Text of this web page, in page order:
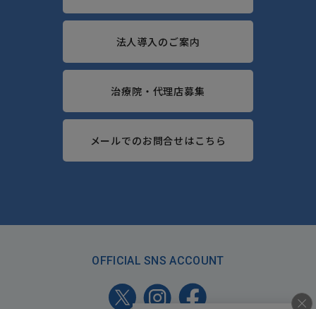
法人導入のご案内
治療院・代理店募集
メールでのお問合せはこちら
OFFICIAL SNS ACCOUNT